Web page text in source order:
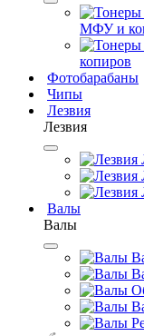
МФУ и
копиров
Фотобарабаны
Чипы
Лезвия
Лезвия
Валы
Валы